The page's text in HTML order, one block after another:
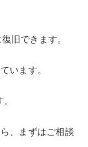
旧できます。
います。
、まずはご相談